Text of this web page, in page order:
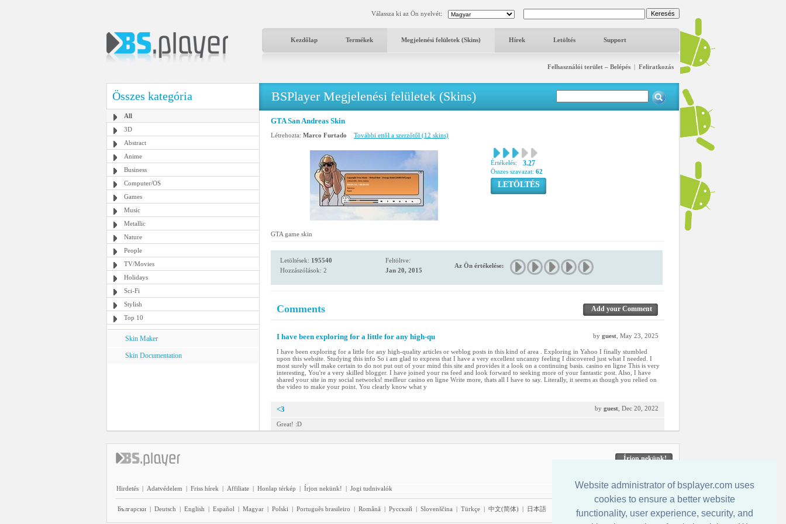
Website administrator of bsplayer.com uses
cookies to ensure a better website
functionality, user experience, security, and
Válassza ki az Ön nyelvét:
Kezdőlap Termékek Megjelenési felületek (Skins) Hírek Letöltés Support
Felhasználói terület – Belépés | Feliratkozás
Összes kategória
All
3D
Abstract
Anime
Business
Computer/OS
Games
Music
Metallic
Nature
People
TV/Movies
Holidays
Sci-Fi
Stylish
Top 10
Skin Maker
Skin Documentation
BSPlayer Megjelenési felületek (Skins)
GTA San Andreas Skin
Létrehozta: Marco Furtado További ettől a szerzőtől (12 skins)
Értékelés: 3.27
Összes szavazat: 62
LETÖLTÉS
GTA game skin
Letöltések: 195540
Hozzászólások: 2
Feltöltve:
Jan 20, 2015
Az Ön értékelése:
Comments Add your Comment
I have been exploring for a little for any high-qu by guest , May 23, 2025
I have been exploring for a little for any high-quality articles or weblog posts in this kind of area . Exploring in Yahoo I finally stumbled
upon this website. Studying this info So i am glad to express that I have a very excellent uncanny feeling I discovered just what I needed. I
most surely will make certain to do not put out of your mind this site and provides it a look on a continuing basis. casino en ligne This is very
interesting, You're a very skilled blogger. I have joined your rss feed and look forward to seeking more of your fantastic post. Also, I have
shared your site in my social networks! meilleur casino en ligne Write more, thats all I have to say. Literally, it seems as though you relied on
the video to make your point. You clearly know what y
<3 by guest , Dec 20, 2022
Great! :D
Írjon nekünk!
Hirdetés | Adatvédelem | Friss hírek | Affiliate | Honlap térkép | Írjon nekünk! | Jogi tudnivalók
Български | Deutsch | English | Español | Magyar | Polski | Português brasileiro | Română | Pyccĸий | Slovenščina | Türkçe | 中文(简体) | 日本語